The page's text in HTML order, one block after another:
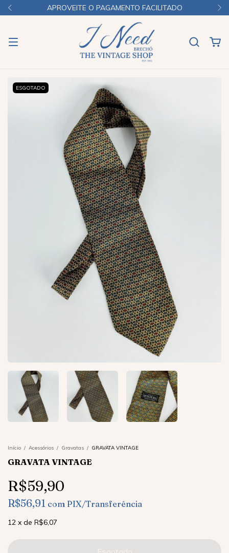
APROVEITE O PAGAMENTO FACILITADO
ESGOTADO
Início / Acessórios / Gravatas / GRAVATA VINTAGE
GRAVATA VINTAGE
R$59,90
R$56,91 com PIX/Transferência
12 x de R$6,07